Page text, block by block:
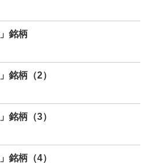
銘柄
銘柄（2）
銘柄（3）
銘柄（4）